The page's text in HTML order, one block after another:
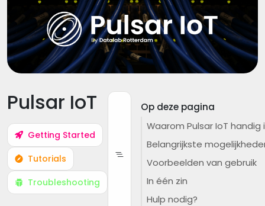
Pulsar IoT
Getting Started
Tutorials
Troubleshooting
Op deze pagina
Waarom Pulsar IoT handig
Belangrijkste
Voorbeelden van gebruik
In één zin
Hulp nodig?